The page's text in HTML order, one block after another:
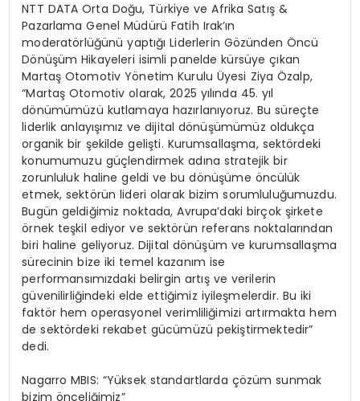
NTT DATA Orta Doğu, Türkiye ve Afrika Satış &
Pazarlama Genel Müdürü Fatih Irak’ın
moderatörlüğünü yaptığı Liderlerin Gözünden Öncü
Dönüşüm Hikayeleri isimli panelde kürsüye çıkan
Martaş Otomotiv Yönetim Kurulu Üyesi Ziya Özalp,
“Martaş Otomotiv olarak, 2025 yılında 45. yıl
dönümümüzü kutlamaya hazırlanıyoruz. Bu süreçte
liderlik anlayışımız ve dijital dönüşümümüz oldukça
organik bir şekilde gelişti. Kurumsallaşma, sektördeki
konumumuzu güçlendirmek adına stratejik bir
zorunluluk haline geldi ve bu dönüşüme öncülük
etmek, sektörün lideri olarak bizim sorumluluğumuzdu.
Bugün geldiğimiz noktada, Avrupa’daki birçok şirkete
örnek teşkil ediyor ve sektörün referans noktalarından
biri haline geliyoruz. Dijital dönüşüm ve kurumsallaşma
sürecinin bize iki temel kazanım ise
performansımızdaki belirgin artış ve verilerin
güvenilirliğindeki elde ettiğimiz iyileşmelerdir. Bu iki
faktör hem operasyonel verimliliğimizi artırmakta hem
de sektördeki rekabet gücümüzü pekiştirmektedir”
dedi.
Nagarro MBIS: “Yüksek standartlarda çözüm sunmak
bizim önceliğimiz”